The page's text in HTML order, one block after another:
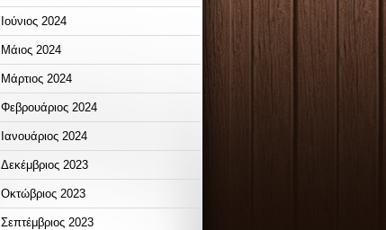
Ιούνιος 2024
Μάιος 2024
Μάρτιος 2024
Φεβρουάριος 2024
Ιανουάριος 2024
Δεκέμβριος 2023
Οκτώβριος 2023
Σεπτέμβριος 2023